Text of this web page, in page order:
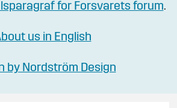
for Forsvarets forum.
us in English
by Nordström Design